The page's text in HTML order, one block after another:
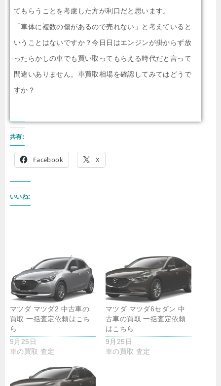
てもらうことを考慮した方が利口だと思います。
「車体に複数の傷があるので売れない」と考えていると
いうことはないですか？今日日はエンジンが掛からず放
ったらかしの車でも買い取ってもらえる時代だと言って
間違いありません。車買取相場を確認してみてはどうで
すか？
共有:
Facebook X
いいね:
マツダ マツダ2 中古車の
買取 一括査定依頼はこち
ら
9月25日
車の買取 査定
マツダ マツダ6セダン 中
古車の買取 一括査定依頼
はこちら
9月25日
車の買取 査定